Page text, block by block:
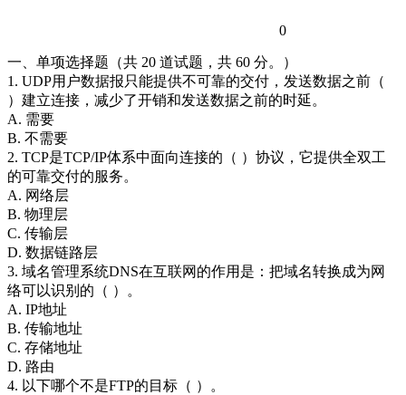
0
一、单项选择题（共 20 道试题，共 60 分。）
1. UDP用户数据报只能提供不可靠的交付，发送数据之前（
）建立连接，减少了开销和发送数据之前的时延。
A. 需要
B. 不需要
2. TCP是TCP/IP体系中面向连接的（ ）协议，它提供全双工
的可靠交付的服务。
A. 网络层
B. 物理层
C. 传输层
D. 数据链路层
3. 域名管理系统DNS在互联网的作用是：把域名转换成为网
络可以识别的（ ）。
A. IP地址
B. 传输地址
C. 存储地址
D. 路由
4. 以下哪个不是FTP的目标（ ）。